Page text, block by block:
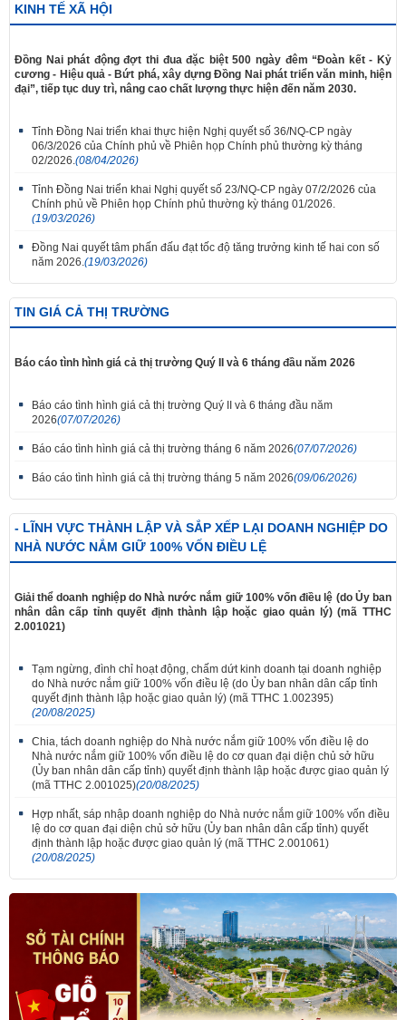
KINH TẾ XÃ HỘI
Đồng Nai phát động đợt thi đua đặc biệt 500 ngày đêm “Đoàn kết - Kỷ
cương - Hiệu quả - Bứt phá, xây dựng Đồng Nai phát triển văn minh, hiện
đại”, tiếp tục duy trì, nâng cao chất lượng thực hiện đến năm 2030.
Tỉnh Đồng Nai triển khai thực hiện Nghị quyết số 36/NQ-CP ngày
06/3/2026 của Chính phủ về Phiên họp Chính phủ thường kỳ tháng
02/2026. (08/04/2026)
Tỉnh Đồng Nai triển khai Nghị quyết số 23/NQ-CP ngày 07/2/2026 của
Chính phủ về Phiên họp Chính phủ thường kỳ tháng 01/2026.
(19/03/2026)
Đồng Nai quyết tâm phấn đấu đạt tốc độ tăng trưởng kinh tế hai con số
năm 2026. (19/03/2026)
TIN GIÁ CẢ THỊ TRƯỜNG
Báo cáo tình hình giá cả thị trường Quý II và 6 tháng đầu năm 2026
Báo cáo tình hình giá cả thị trường Quý II và 6 tháng đầu năm
2026(07/07/2026)
Báo cáo tình hình giá cả thị trường tháng 6 năm 2026(07/07/2026)
Báo cáo tình hình giá cả thị trường tháng 5 năm 2026(09/06/2026)
- LĨNH VỰC THÀNH LẬP VÀ SẮP XẾP LẠI DOANH NGHIỆP DO
NHÀ NƯỚC NẮM GIỮ 100% VỐN ĐIỀU LỆ
Giải thể doanh nghiệp do Nhà nước nắm giữ 100% vốn điều lệ (do Ủy ban
nhân dân cấp tỉnh quyết định thành lập hoặc giao quản lý) (mã TTHC
2.001021)
Tạm ngừng, đình chỉ hoạt động, chấm dứt kinh doanh tại doanh nghiệp
do Nhà nước nắm giữ 100% vốn điều lệ (do Ủy ban nhân dân cấp tỉnh
quyết định thành lập hoặc giao quản lý) (mã TTHC 1.002395)
(20/08/2025)
Chia, tách doanh nghiệp do Nhà nước nắm giữ 100% vốn điều lệ do
Nhà nước nắm giữ 100% vốn điều lệ do cơ quan đại diện chủ sở hữu
(Ủy ban nhân dân cấp tỉnh) quyết định thành lập hoặc được giao quản lý
(mã TTHC 2.001025)(20/08/2025)
Hợp nhất, sáp nhập doanh nghiệp do Nhà nước nắm giữ 100% vốn điều
lệ do cơ quan đại diện chủ sở hữu (Ủy ban nhân dân cấp tỉnh) quyết
định thành lập hoặc được giao quản lý (mã TTHC 2.001061)
(20/08/2025)